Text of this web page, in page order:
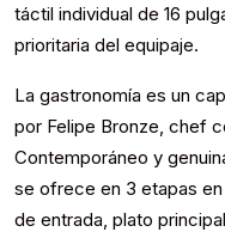
táctil individual de 16
prioritaria del equipaje.
La gastronomía es un
por Felipe Bronze, chef
Contemporáneo y
se ofrece en 3 etapas
de entrada, plato